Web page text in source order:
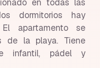
dormitorios hay
apartamento se
de la playa. Tiene
infantil, pádel y